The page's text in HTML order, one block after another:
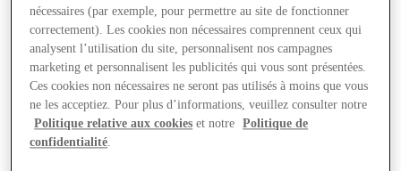
nécessaires (par exemple, pour permettre au site de fonctionner
correctement). Les cookies non nécessaires comprennent ceux qui
analysent l’utilisation du site, personnalisent nos campagnes
marketing et personnalisent les publicités qui vous sont présentées.
Ces cookies non nécessaires ne seront pas utilisés à moins que vous
ne les acceptiez. Pour plus d’informations, veuillez consulter notre
Politique relative aux cookies et notre
Politique de
confidentialité